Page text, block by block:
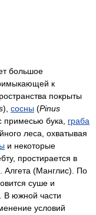
большое
к
покрыты
), сосны (Pinus
примесью бука, граба
леса, охватывая
и некоторые
простирается в
Алгета (Манглис). По
суше и
В южной части
условий